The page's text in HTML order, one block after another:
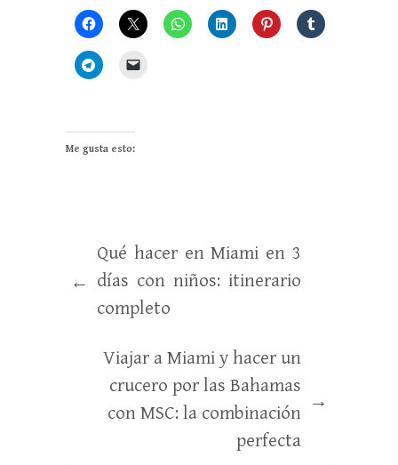
Me gusta esto:
←
Qué hacer en Miami en 3
días con niños: itinerario
completo
Viajar a Miami y hacer un
crucero por las Bahamas
con MSC: la combinación
perfecta
→